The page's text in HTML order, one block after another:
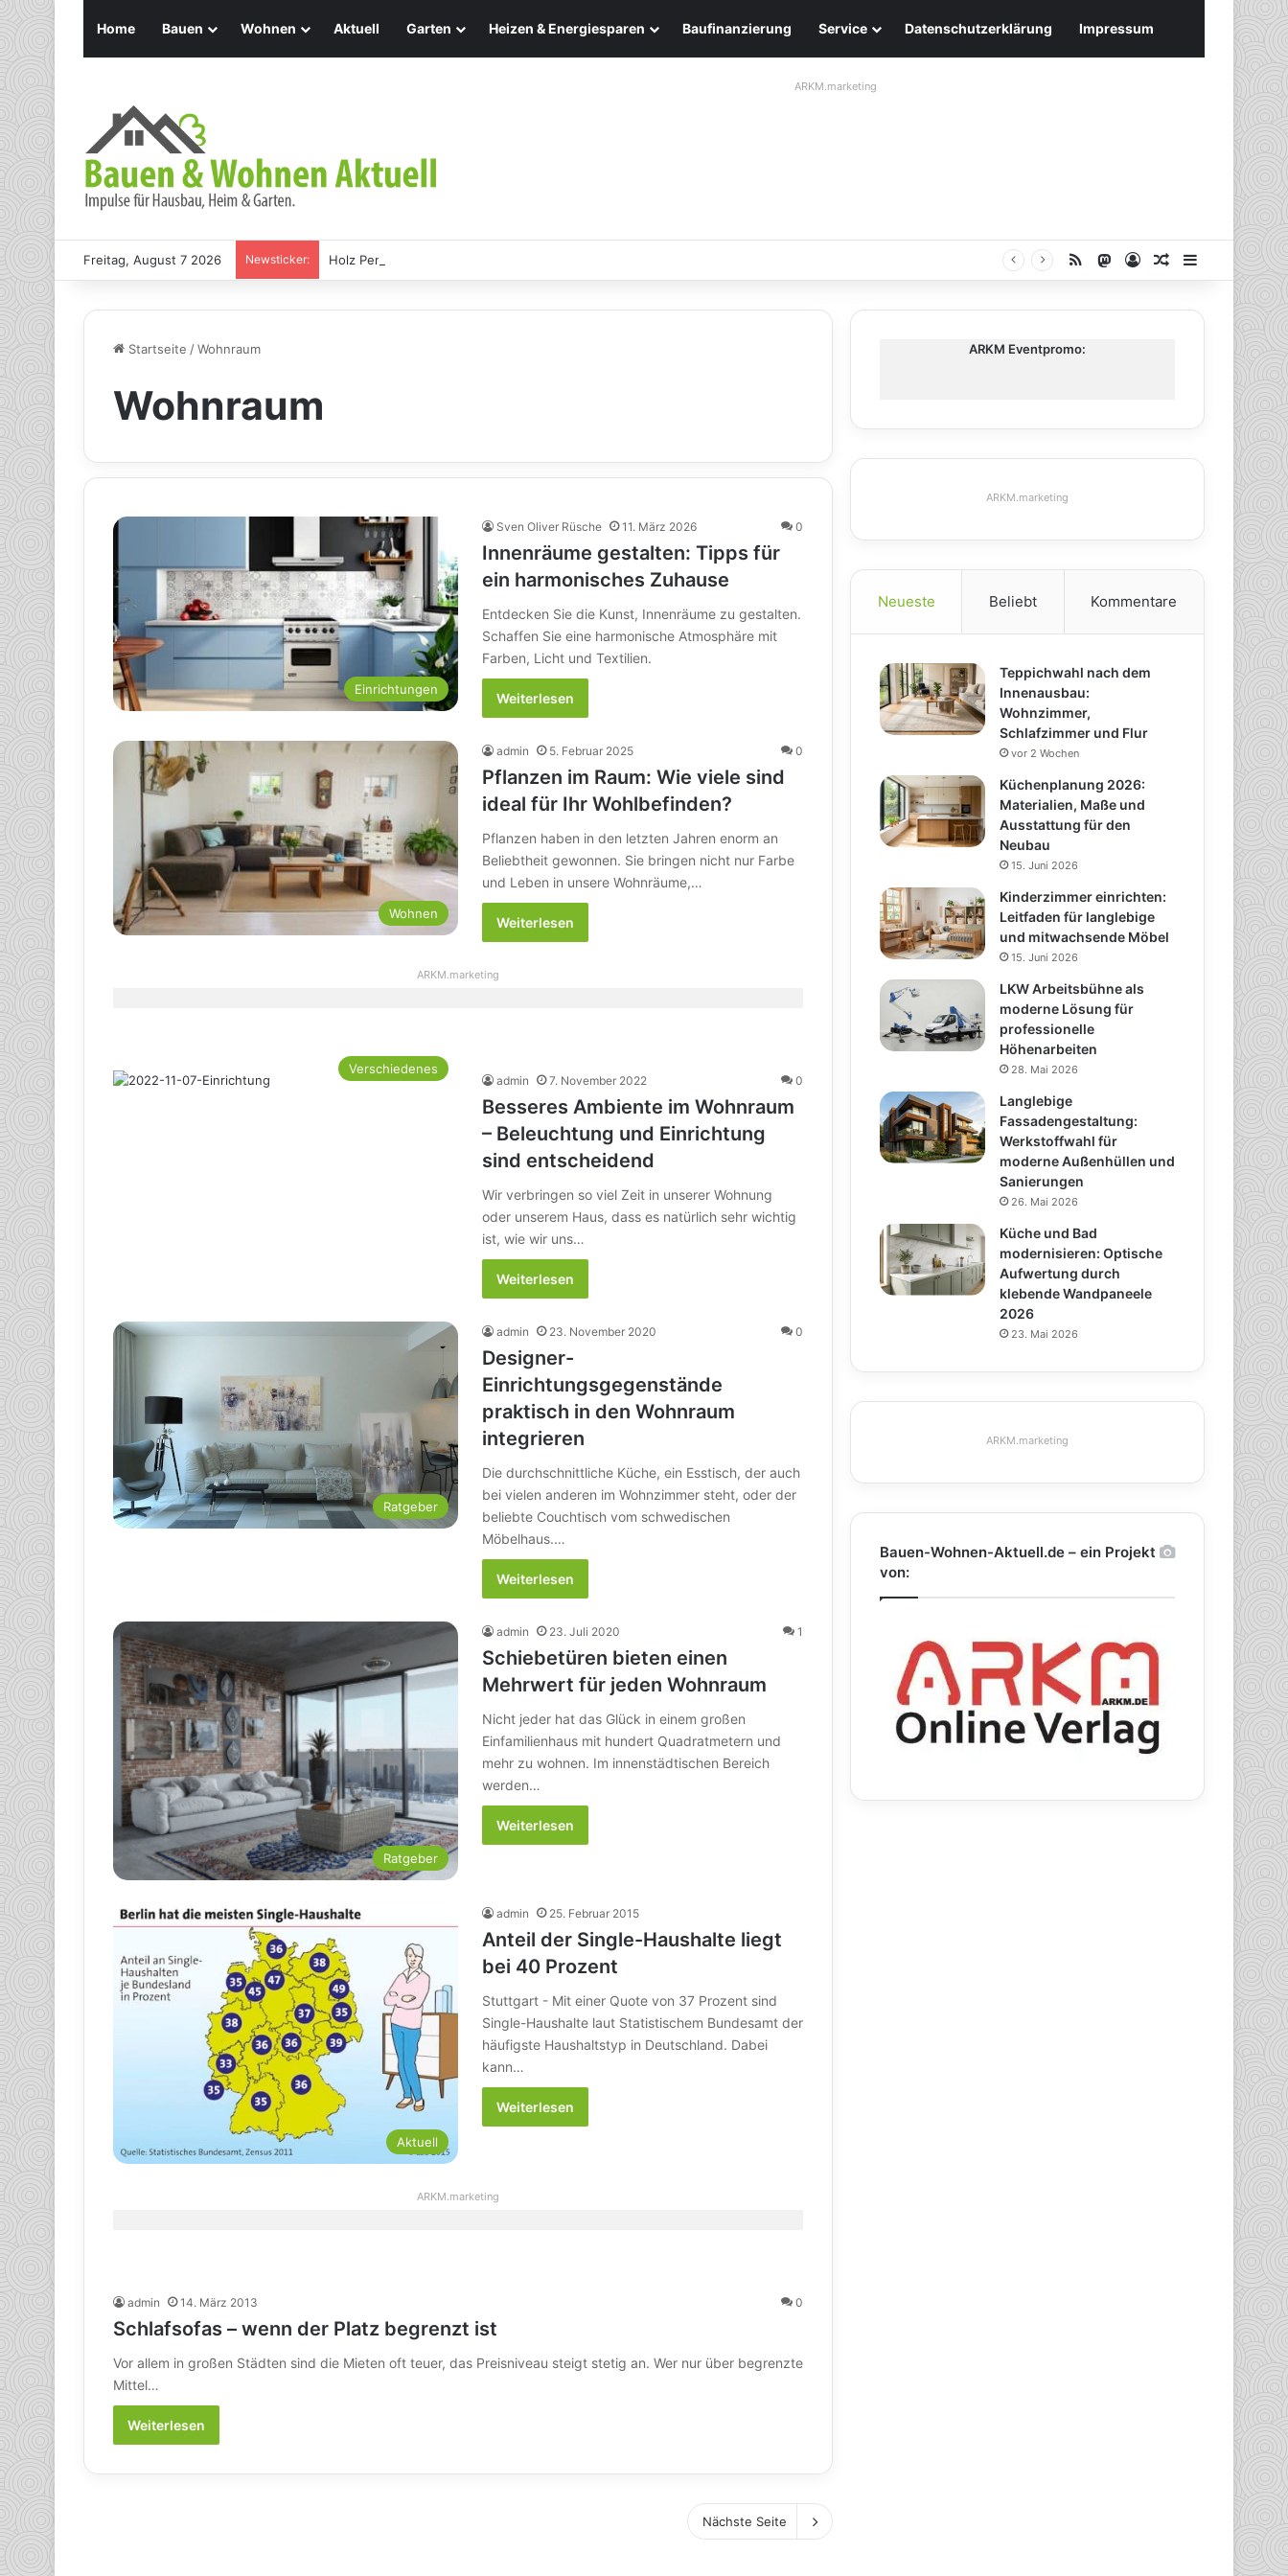
Home Bauen Wohnen Aktuell Garten Heizen & Energiesparen Baufinanzierung Service Datenschutzerklärung Impressum
ARKM.marketing
Freitag, August 7 2026 Newsticker: Holz Pendelleuchten: Eleganz und Nachhaltigkeit für Ihr Zuhause RSS Mastodon
AnmeldenZufälliger
Startseite /Wohnraum
Wohnraum
Einrichtungen
Sven Oliver Rüsche 11. März 2026 0
Innenräume gestalten: Tipps für
ein harmonisches Zuhause
Entdecken Sie die Kunst, Innenräume zu gestalten.
Schaffen Sie eine harmonische Atmosphäre mit
Farben, Licht und Textilien.
Weiterlesen
Wohnen
admin 5. Februar 2025 0
Pflanzen im Raum: Wie viele sind
ideal für Ihr Wohlbefinden?
Pflanzen haben in den letzten Jahren enorm an
Beliebtheit gewonnen. Sie bringen nicht nur Farbe
und Leben in unsere Wohnräume,…
Weiterlesen
ARKM.marketing
Verschiedenes
admin 7. November 2022 0
Besseres Ambiente im Wohnraum
– Beleuchtung und Einrichtung
sind entscheidend
Wir verbringen so viel Zeit in unserer Wohnung
oder unserem Haus, dass es natürlich sehr wichtig
ist, wie wir uns…
Weiterlesen
Ratgeber
admin 23. November 2020 0
Designer-
Einrichtungsgegenstände
praktisch in den Wohnraum
integrieren
Die durchschnittliche Küche, ein Esstisch, der auch
bei vielen anderen im Wohnzimmer steht, oder der
beliebte Couchtisch vom schwedischen
Möbelhaus.…
Weiterlesen
Ratgeber
admin 23. Juli 2020 1
Schiebetüren bieten einen
Mehrwert für jeden Wohnraum
Nicht jeder hat das Glück in einem großen
Einfamilienhaus mit hundert Quadratmetern und
mehr zu wohnen. Im innenstädtischen Bereich
werden…
Weiterlesen
Aktuell
admin 25. Februar 2015
Anteil der Single-Haushalte liegt
bei 40 Prozent
Stuttgart - Mit einer Quote von 37 Prozent sind
Single-Haushalte laut Statistischem Bundesamt der
häufigste Haushaltstyp in Deutschland. Dabei
kann…
Weiterlesen
ARKM.marketing
admin 14. März 2013 0
Schlafsofas – wenn der Platz begrenzt ist
Vor allem in großen Städten sind die Mieten oft teuer, das Preisniveau steigt stetig an. Wer nur über begrenzte
Mittel…
Weiterlesen
Nächste Seite
ARKM Eventpromo:
ARKM.marketing
Neueste Beliebt Kommentare
Teppichwahl nach dem
Innenausbau:
Wohnzimmer,
Schlafzimmer und Flur
vor 2 Wochen
Küchenplanung 2026:
Materialien, Maße und
Ausstattung für den
Neubau
15. Juni 2026
Kinderzimmer einrichten:
Leitfaden für langlebige
und mitwachsende Möbel
15. Juni 2026
LKW Arbeitsbühne als
moderne Lösung für
professionelle
Höhenarbeiten
28. Mai 2026
Langlebige
Fassadengestaltung:
Werkstoffwahl für
moderne Außenhüllen und
Sanierungen
26. Mai 2026
Küche und Bad
modernisieren: Optische
Aufwertung durch
klebende Wandpaneele
2026
23. Mai 2026
ARKM.marketing
Bauen-Wohnen-Aktuell.de – ein Projekt
von: